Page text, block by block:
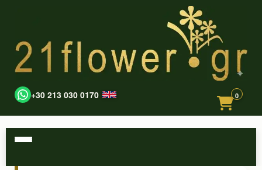
+30 213 030 0170 0